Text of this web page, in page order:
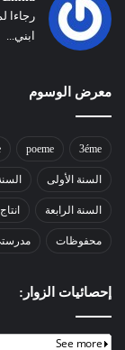
رجاءا
ابني...
معرض الوسوم
3éme
poeme
السنة الأولى
السنة الرابعة
محفوظات
إحصائيات الزوار: